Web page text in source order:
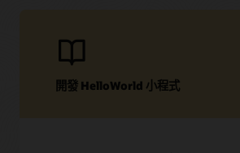
開發 HelloWorld 小程式